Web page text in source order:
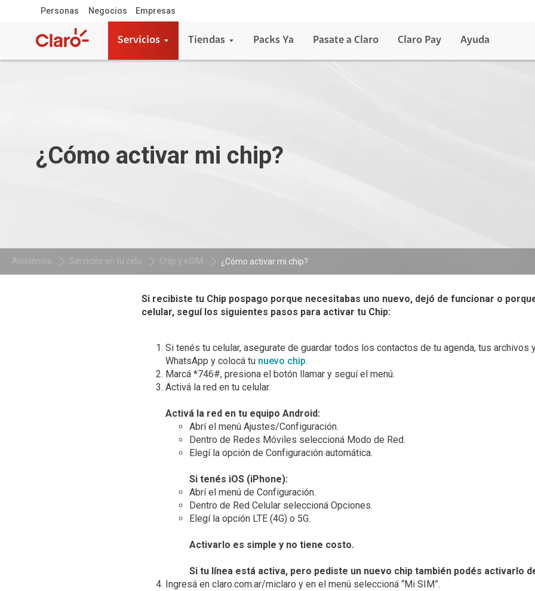
Personas Negocios Empresas
Servicios Tiendas Packs Ya Pasate a Claro Claro Pay Ayuda
¿Cómo activar mi chip?
Asistencia Servicios en tu celu Chip y eSIM ¿Cómo activar mi chip?
Si recibiste tu Chip pospago porque necesitabas uno nuevo, dejó de funcionar o
celular, seguí los siguientes pasos para activar tu Chip:
Si tenés tu celular, asegurate de guardar todos los contactos de tu agenda, tus archivos
WhatsApp y colocá tu nuevo chip.
Marcá *746#, presiona el botón llamar y seguí el menú.
Activá la red en tu celular.
Activá la red en tu equipo Android:
Abrí el menú Ajustes/Configuración.
Dentro de Redes Móviles seleccioná Modo de Red.
Elegí la opción de Configuración automática.
Si tenés iOS (iPhone):
Abrí el menú de Configuración.
Dentro de Red Celular seleccioná Opciones.
Elegí la opción LTE (4G) o 5G.
Activarlo es simple y no tiene costo.
Si tu línea está activa, pero pediste un nuevo chip también podés activarlo
Ingresá en claro.com.ar/miclaro y en el menú seleccioná “Mi SIM”.